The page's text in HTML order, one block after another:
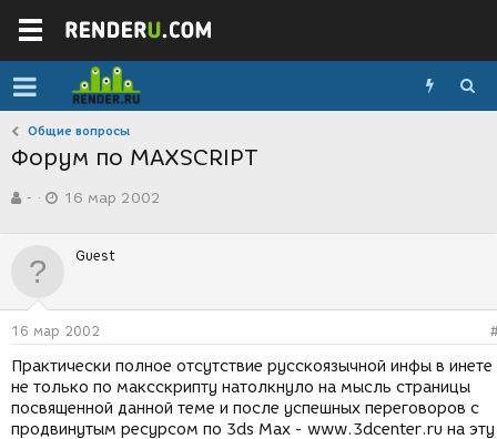
Общие вопросы
Форум по MAXSCRIPT
в
р
м
-
а
д
н
и
я
16 мар 2002
Guest
16 мар 2002
Практически полное отсутствие русскоязычной инфы в инете
не только по максскрипту натолкнуло на мысль страницы
посвященной данной теме и после успешных переговоров с
продвинутым ресурсом по 3ds Max - www.3dcenter.ru на эту